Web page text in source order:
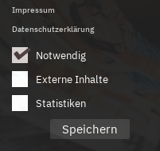
Notwendig
Externe Inhalte
Statistiken
Speichern
Impressum
Datenschutzerklärung